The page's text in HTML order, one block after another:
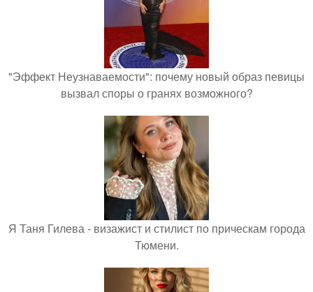
"Эффект Неузнаваемости": почему новый образ певицы
вызвал споры о гранях возможного?
Я Таня Гилева - визажист и стилист по прическам города
Тюмени.